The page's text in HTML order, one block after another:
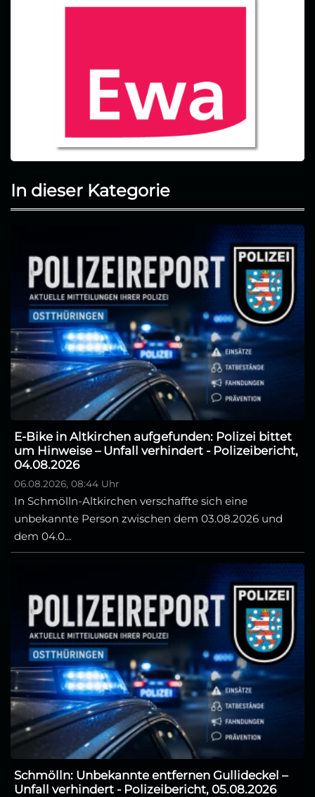
In dieser Kategorie
E-Bike in Altkirchen aufgefunden: Polizei bittet
um Hinweise – Unfall verhindert - Polizeibericht,
04.08.2026
06.08.2026, 08:44 Uhr
In Schmölln-Altkirchen verschaffte sich eine
unbekannte Person zwischen dem 03.08.2026 und
dem 04.0...
Schmölln: Unbekannte entfernen Gullideckel –
Unfall verhindert - Polizeibericht, 05.08.2026